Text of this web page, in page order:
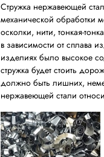
Стружка нержавеющей
механической обработки
осколки, нити, тонкая-
в зависимости от сплава
изделиях было высокое
стружка будет стоить
должно быть лишних,
нержавеющей стали